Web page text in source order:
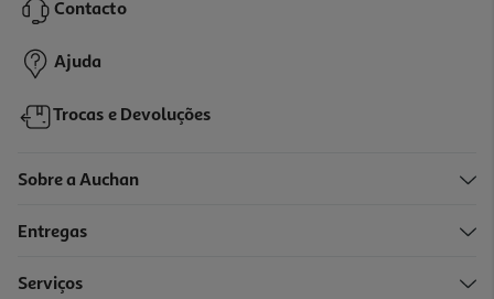
2,19 €
Contacto
Ajuda
Trocas e Devoluções
Sobre a Auchan
Entregas
Serviços